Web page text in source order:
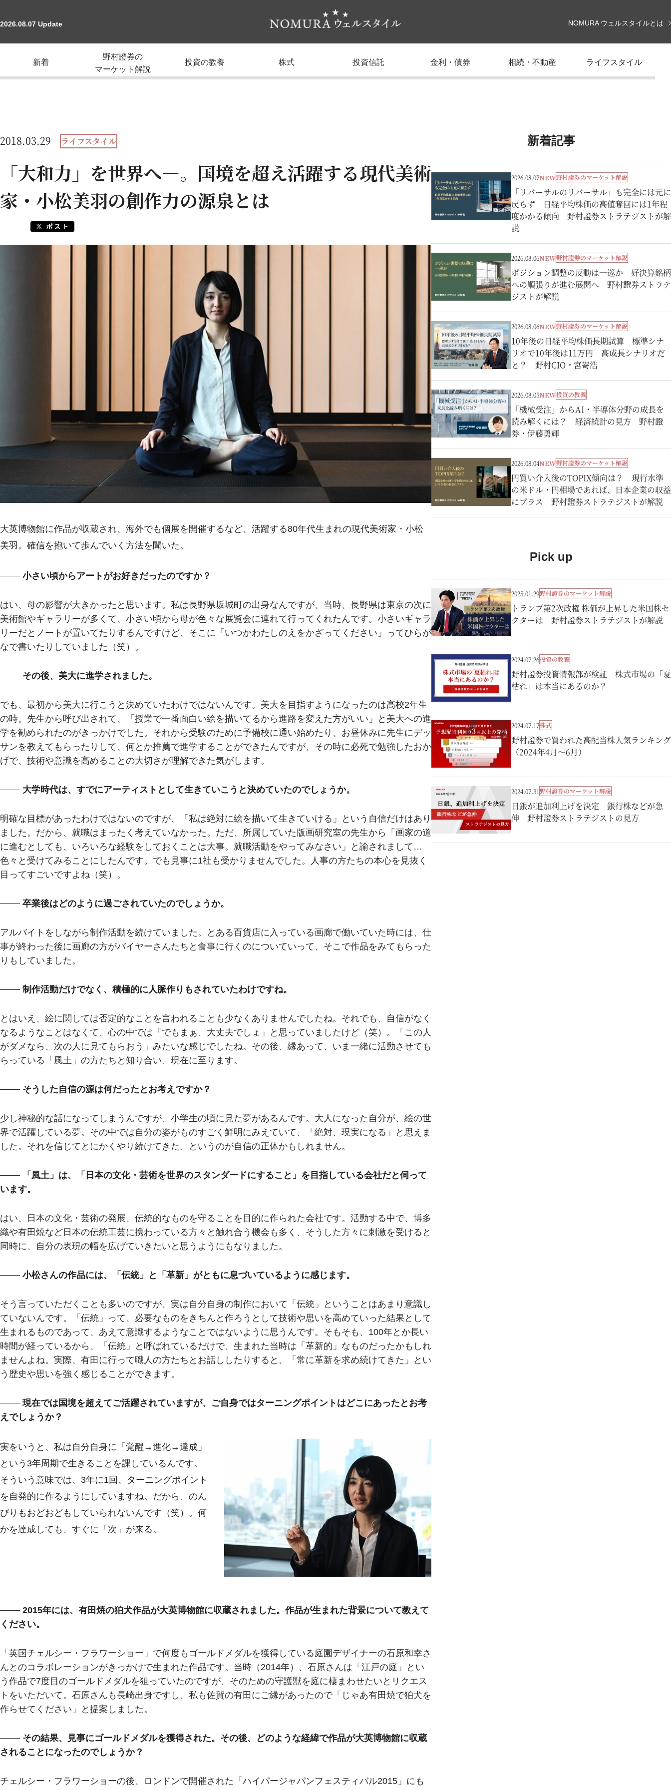
2026.08.07 Update NOMURA ウェルスタイルとは
新着
野村證券の
マーケット解説
投資の教養 株式 投資信託 金利・債券 相続・不動産 ライフスタイル
2018.03.29 ライフスタイル
「大和力」を世界へ―。国境を超え活躍する現代美術
家・小松美羽の創作力の源泉とは
大英博物館に作品が収蔵され、海外でも個展を開催するなど、活躍する80年代生まれの現代美術家・小松
美羽。確信を抱いて歩んでいく方法を聞いた。
小さい頃からアートがお好きだったのですか？
はい、母の影響が大きかったと思います。私は長野県坂城町の出身なんですが、当時、長野県は東京の次に
美術館やギャラリーが多くて、小さい頃から母が色々な展覧会に連れて行ってくれたんです。小さいギャラ
リーだとノートが置いてたりするんですけど、そこに「いつかわたしのえをかざってください」ってひらが
なで書いたりしていました（笑）。
その後、美大に進学されました。
でも、最初から美大に行こうと決めていたわけではないんです。美大を目指すようになったのは高校2年生
の時。先生から呼び出されて、「授業で一番面白い絵を描いてるから進路を変えた方がいい」と美大への進
学を勧められたのがきっかけでした。それから受験のために予備校に通い始めたり、お昼休みに先生にデッ
サンを教えてもらったりして、何とか推薦で進学することができたんですが、その時に必死で勉強したおか
げで、技術や意識を高めることの大切さが理解できた気がします。
大学時代は、すでにアーティストとして生きていこうと決めていたのでしょうか。
明確な目標があったわけではないのですが、「私は絶対に絵を描いて生きていける」という自信だけはあり
ました。だから、就職はまったく考えていなかった。ただ、所属していた版画研究室の先生から「画家の道
に進むとしても、いろいろな経験をしておくことは大事。就職活動をやってみなさい」と諭されまして…
色々と受けてみることにしたんです。でも見事に1社も受かりませんでした。人事の方たちの本心を見抜く
目ってすごいですよね（笑）。
卒業後はどのように過ごされていたのでしょうか。
アルバイトをしながら制作活動を続けていました。とある百貨店に入っている画廊で働いていた時には、仕
事が終わった後に画廊の方がバイヤーさんたちと食事に行くのについていって、そこで作品をみてもらった
りもしていました。
制作活動だけでなく、積極的に人脈作りもされていたわけですね。
とはいえ、絵に関しては否定的なことを言われることも少なくありませんでしたね。それでも、自信がなく
なるようなことはなくて、心の中では「でもまぁ、大丈夫でしょ」と思っていましたけど（笑）。「この人
がダメなら、次の人に見てもらおう」みたいな感じでしたね。その後、縁あって、いま一緒に活動させても
らっている「風土」の方たちと知り合い、現在に至ります。
そうした自信の源は何だったとお考えですか？
少し神秘的な話になってしまうんですが、小学生の頃に見た夢があるんです。大人になった自分が、絵の世
界で活躍している夢。その中では自分の姿がものすごく鮮明にみえていて、「絶対、現実になる」と思えま
した。それを信じてとにかくやり続けてきた、というのが自信の正体かもしれません。
「風土」は、「日本の文化・芸術を世界のスタンダードにすること」を目指している会社だと伺って
います。
はい、日本の文化・芸術の発展、伝統的なものを守ることを目的に作られた会社です。活動する中で、博多
織や有田焼など日本の伝統工芸に携わっている方々と触れ合う機会も多く、そうした方々に刺激を受けると
同時に、自分の表現の幅を広げていきたいと思うようにもなりました。
小松さんの作品には、「伝統」と「革新」がともに息づいているように感じます。
そう言っていただくことも多いのですが、実は自分自身の制作において「伝統」ということはあまり意識し
ていないんです。「伝統」って、必要なものをきちんと作ろうとして技術や思いを高めていった結果として
生まれるものであって、あえて意識するようなことではないように思うんです。そもそも、100年とか長い
時間が経っているから、「伝統」と呼ばれているだけで、生まれた当時は「革新的」なものだったかもしれ
ませんよね。実際、有田に行って職人の方たちとお話ししたりすると、「常に革新を求め続けてきた」とい
う歴史や思いを強く感じることができます。
現在では国境を超えてご活躍されていますが、ご自身ではターニングポイントはどこにあったとお考
えでしょうか？
実をいうと、私は自分自身に「覚醒→進化→達成」
という3年周期で生きることを課しているんです。
そういう意味では、3年に1回、ターニングポイント
を自発的に作るようにしていますね。だから、のん
びりもおどおどもしていられないんです（笑）。何
かを達成しても、すぐに「次」が来る。
2015年には、有田焼の狛犬作品が大英博物館に収蔵されました。作品が生まれた背景について教えて
ください。
「英国チェルシー・フラワーショー」で何度もゴールドメダルを獲得している庭園デザイナーの石原和幸さ
んとのコラボレーションがきっかけで生まれた作品です。当時（2014年）、石原さんは「江戸の庭」とい
う作品で7度目のゴールドメダルを狙っていたのですが、そのための守護獣を庭に棲まわせたいとリクエス
トをいただいて。石原さんも長崎出身ですし、私も佐賀の有田にご縁があったので「じゃあ有田焼で狛犬を
作らせてください」と提案しました。
その結果、見事にゴールドメダルを獲得された。その後、どのような経緯で作品が大英博物館に収蔵
されることになったのでしょうか？
チェルシー・フラワーショーの後、ロンドンで開催された「ハイパージャパンフェスティバル2015」にも
新着記事
2026.08.07NEW野村證券のマーケット解説
「リバーサルのリバーサル」も完全には元に
戻らず 日経平均株価の高値奪回には1年程
度かかる傾向 野村證券ストラテジストが解
説
2026.08.06NEW野村證券のマーケット解説
ポジション調整の反動は一巡か 好決算銘柄
への順張りが進む展開へ 野村證券ストラテ
ジストが解説
2026.08.06NEW野村證券のマーケット解説
10年後の日経平均株価長期試算 標準シナ
リオで10年後は11万円 高成長シナリオだ
と？ 野村CIO・宮嵜浩
2026.08.05NEW投資の教養
「機械受注」からAI・半導体分野の成長を
読み解くには？ 経済統計の見方 野村證
券・伊藤勇輝
2026.08.04NEW野村證券のマーケット解説
円買い介入後のTOPIX傾向は？ 現行水準
の米ドル・円相場であれば、日本企業の収益
にプラス 野村證券ストラテジストが解説
Pick up
2025.01.29野村證券のマーケット解説
トランプ第2次政権 株価が上昇した米国株セ
クターは 野村證券ストラテジストが解説
2024.07.26投資の教養
野村證券投資情報部が検証 株式市場の「夏
枯れ」は本当にあるのか？
2024.07.17株式
野村證券で買われた高配当株人気ランキング
（2024年4月～6月）
2024.07.31野村證券のマーケット解説
日銀が追加利上げを決定 銀行株などが急
伸 野村證券ストラテジストの見方